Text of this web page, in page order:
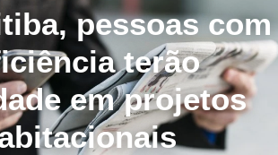
pessoas com
terão
em projetos